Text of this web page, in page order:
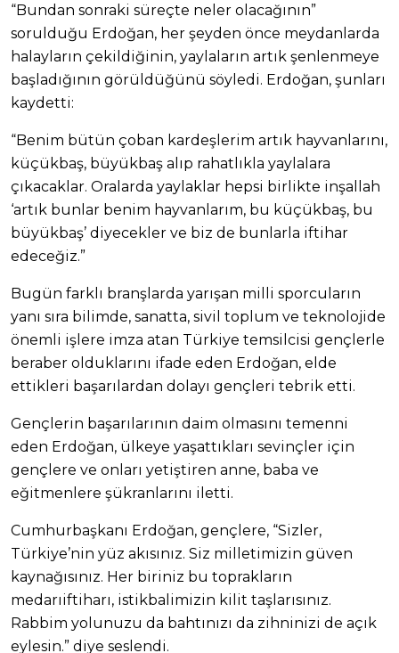
“Bundan sonraki süreçte neler olacağının”
sorulduğu Erdoğan, her şeyden önce meydanlarda
halayların çekildiğinin, yaylaların artık şenlenmeye
başladığının görüldüğünü söyledi. Erdoğan, şunları
kaydetti:
“Benim bütün çoban kardeşlerim artık hayvanlarını,
küçükbaş, büyükbaş alıp rahatlıkla yaylalara
çıkacaklar. Oralarda yaylaklar hepsi birlikte inşallah
‘artık bunlar benim hayvanlarım, bu küçükbaş, bu
büyükbaş’ diyecekler ve biz de bunlarla iftihar
edeceğiz.”
Bugün farklı branşlarda yarışan milli sporcuların
yanı sıra bilimde, sanatta, sivil toplum ve teknolojide
önemli işlere imza atan Türkiye temsilcisi gençlerle
beraber olduklarını ifade eden Erdoğan, elde
ettikleri başarılardan dolayı gençleri tebrik etti.
Gençlerin başarılarının daim olmasını temenni
eden Erdoğan, ülkeye yaşattıkları sevinçler için
gençlere ve onları yetiştiren anne, baba ve
eğitmenlere şükranlarını iletti.
Cumhurbaşkanı Erdoğan, gençlere, “Sizler,
Türkiye’nin yüz akısınız. Siz milletimizin güven
kaynağısınız. Her biriniz bu toprakların
medarıiftiharı, istikbalimizin kilit taşlarısınız.
Rabbim yolunuzu da bahtınızı da zihninizi de açık
eylesin.” diye seslendi.